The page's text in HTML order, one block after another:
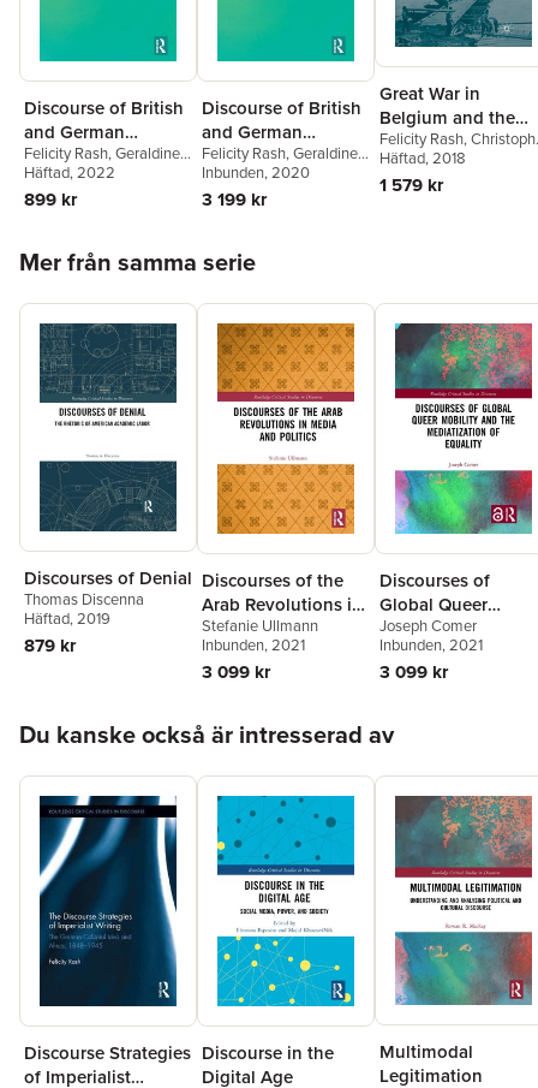
Discourse of British
and German
Colonialism
Felicity Rash,Geraldine
Horan
Häftad, 2022
899 kr
Discourse of British
and German
Colonialism
Felicity Rash,Geraldine
Horan
Inbunden, 2020
3 199 kr
Great War in
Belgium and the
Netherlands
Felicity Rash,
Declercq
Häftad, 2018
1 579 kr
Mer från samma serie
Discourses of Denial
Thomas Discenna
Häftad, 2019
879 kr
Discourses of the
Arab Revolutions in
Media and Politics
Stefanie Ullmann
Inbunden, 2021
3 099 kr
Discourses of
Global Queer
Mobility and the
Mediatization of
Equality
Joseph Comer
Inbunden, 2021
3 099 kr
Du kanske också är intresserad av
Discourse Strategies
of Imperialist
Discourse in the
Digital Age
Multimodal
Legitimation